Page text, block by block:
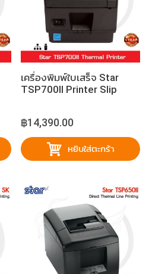
เครื่องพิมพ์ใบเสร็จ Star
TSP700II Printer Slip
฿14,390.00
หยิบใส่ตะกร้า